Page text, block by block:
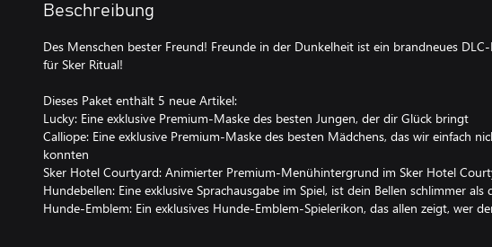
Beschreibung
Des Menschen bester Freund! Freunde in der Dunkelheit ist ein brandneues
für Sker Ritual!
Dieses Paket enthält 5 neue Artikel:
Lucky: Eine exklusive Premium-Maske des besten Jungen, der dir Glück bringt
Calliope: Eine exklusive Premium-Maske des besten Mädchens, das wir einfach
konnten
Sker Hotel Courtyard: Animierter Premium-Menühintergrund im Sker Hotel
Hundebellen: Eine exklusive Sprachausgabe im Spiel, ist dein Bellen schlimmer als
Hunde-Emblem: Ein exklusives Hunde-Emblem-Spielerikon, das allen zeigt, wer